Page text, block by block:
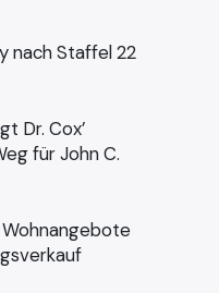
nach Staffel 22
Dr. Cox’
für John C.